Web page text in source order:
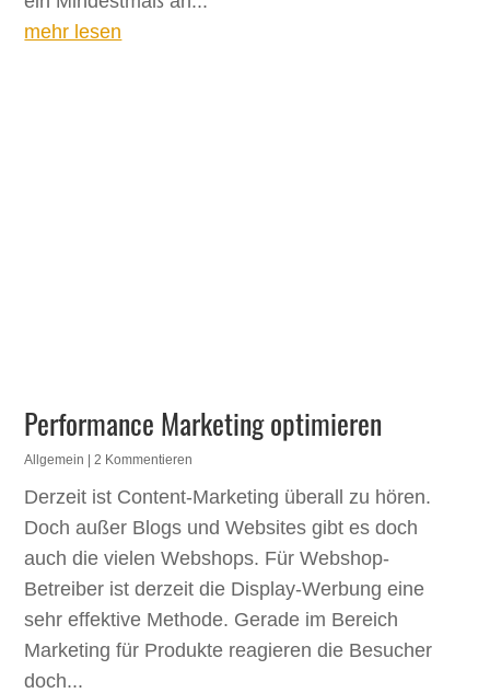
mehr lesen
Performance Marketing optimieren
Allgemein | 2 Kommentieren
Derzeit ist Content-Marketing überall zu hören.
Doch außer Blogs und Websites gibt es doch
auch die vielen Webshops. Für Webshop-
Betreiber ist derzeit die Display-Werbung eine
sehr effektive Methode. Gerade im Bereich
Marketing für Produkte reagieren die Besucher
doch...